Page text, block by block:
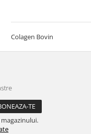
Colagen Bovin